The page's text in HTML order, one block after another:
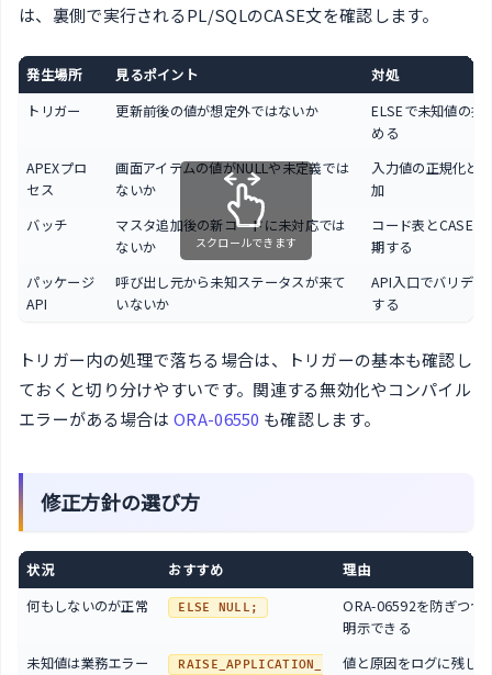
は、裏側で実行されるPL/SQLのCASE文を確認します。
発生場所 見るポイント
対処
トリガー
更新前後の値が想定外ではないか
ELSEで未知値の扱
める
APEXプロ
セス
画面アイテムの値がNULLや未定義では
ないか
入力値の正規化と
加
バッチ
マスタ追加後の新コードに未対応では
ないか
コード表とCASE分
期する
パッケージ
API
呼び出し元から未知ステータスが来て
いないか
API入口でバリデー
する
スクロールできます
トリガー内の処理で落ちる場合は、トリガーの基本も確認し
ておくと切り分けやすいです。関連する無効化やコンパイル
エラーがある場合は ORA-06550 も確認します。
修正方針の選び方
状況 おすすめ
理由
何もしないのが正常
ELSE NULL;
ORA-06592を防ぎつつ
明示できる
未知値は業務エラー
RAISE_APPLICATION_
値と原因をログに残し